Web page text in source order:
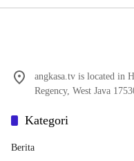
angkasa.tv is located in
Regency, West Java
Kategori
Berita